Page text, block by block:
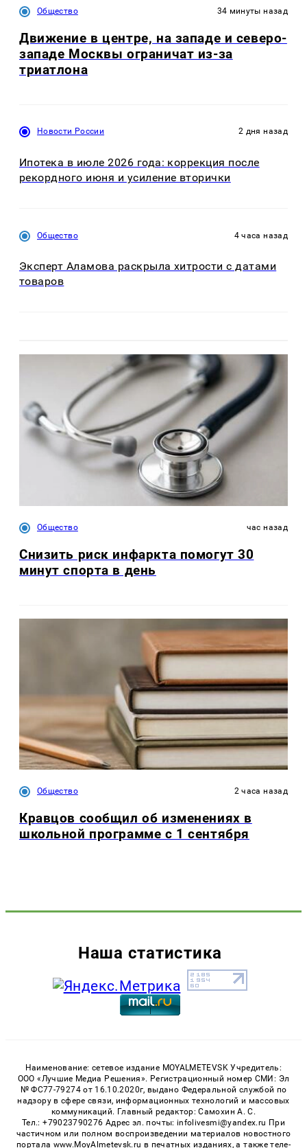
Общество 34 минуты назад
Движение в центре, на западе и северо-
западе Москвы ограничат из-за
триатлона
Новости России 2 дня назад
Ипотека в июле 2026 года: коррекция после
рекордного июня и усиление вторички
Общество 4 часа назад
Эксперт Аламова раскрыла хитрости с датами
товаров
Общество час назад
Снизить риск инфаркта помогут 30
минут спорта в день
Общество 2 часа назад
Кравцов сообщил об изменениях в
школьной программе с 1 сентября
Наша статистика
Наименование: сетевое издание MOYALMETEVSK Учредитель:
ООО «Лучшие Медиа Решения». Регистрационный номер СМИ: Эл
№ ФС77-79274 от 16.10.2020г, выдано Федеральной службой по
надзору в сфере связи, информационных технологий и массовых
коммуникаций. Главный редактор: Самохин А. С.
Тел.: +79023790276 Адрес эл. почты: infolivesmi@yandex.ru При
частичном или полном воспроизведении материалов новостного
портала www.MoyAlmetevsk.ru в печатных изданиях, а также теле-